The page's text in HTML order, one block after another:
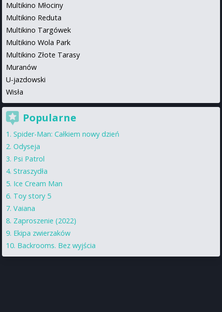
Multikino Młociny
Multikino Reduta
Multikino Targówek
Multikino Wola Park
Multikino Złote Tarasy
Muranów
U-jazdowski
Wisła
Popularne
Spider-Man: Całkiem nowy dzień
Odyseja
Psi Patrol
Straszydła
Ice Cream Man
Toy story 5
Vaiana
Zaproszenie (2022)
Ekipa zwierzaków
Backrooms. Bez wyjścia